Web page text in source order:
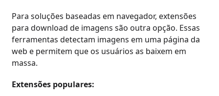
Para soluções baseadas em navegador, extensões
para download de imagens são outra opção. Essas
ferramentas detectam imagens em uma página da
web e permitem que os usuários as baixem em
massa.
Extensões populares: